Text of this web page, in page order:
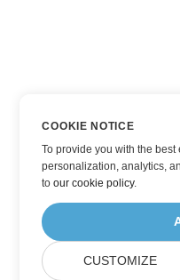
COOKIE NOTICE
To provide you with the
personalization, analytics,
toour cookie policy.
CUSTOMIZE